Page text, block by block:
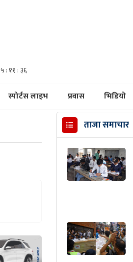
५ : ११ : ३८
स्पोर्टस लाइभ प्रवास भिडियो
ताजा समाचार